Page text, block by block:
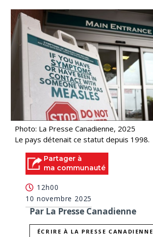
Photo: La Presse Canadienne, 2025
Le pays détenait ce statut depuis 1998.
Partager à
ma communauté
12h00
10 novembre 2025
Par La Presse Canadienne
ÉCRIRE À LA PRESSE CANADIENNE